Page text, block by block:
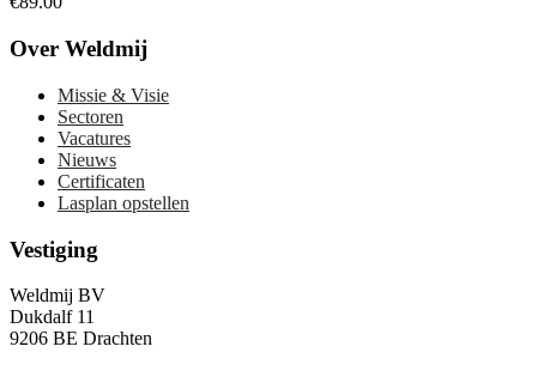
Over Weldmij
Missie & Visie
Sectoren
Vacatures
Nieuws
Certificaten
Lasplan opstellen
Vestiging
Weldmij BV
Dukdalf 11
9206 BE Drachten